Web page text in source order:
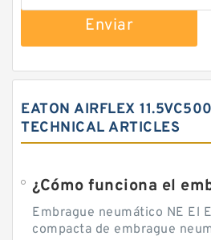
Enviar
EATON AIRFLEX
TECHNICAL ARTICLES
¿Cómo funciona el
Embrague neumático NE El
compacta de embrague